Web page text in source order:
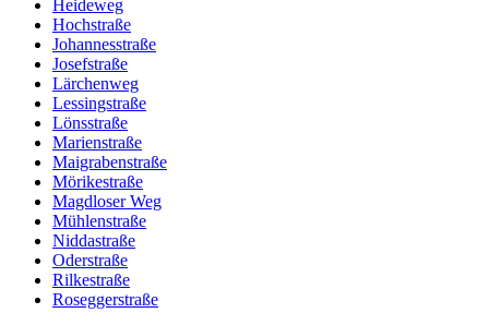
Heideweg
Hochstraße
Johannesstraße
Josefstraße
Lärchenweg
Lessingstraße
Lönsstraße
Marienstraße
Maigrabenstraße
Mörikestraße
Magdloser Weg
Mühlenstraße
Niddastraße
Oderstraße
Rilkestraße
Roseggerstraße